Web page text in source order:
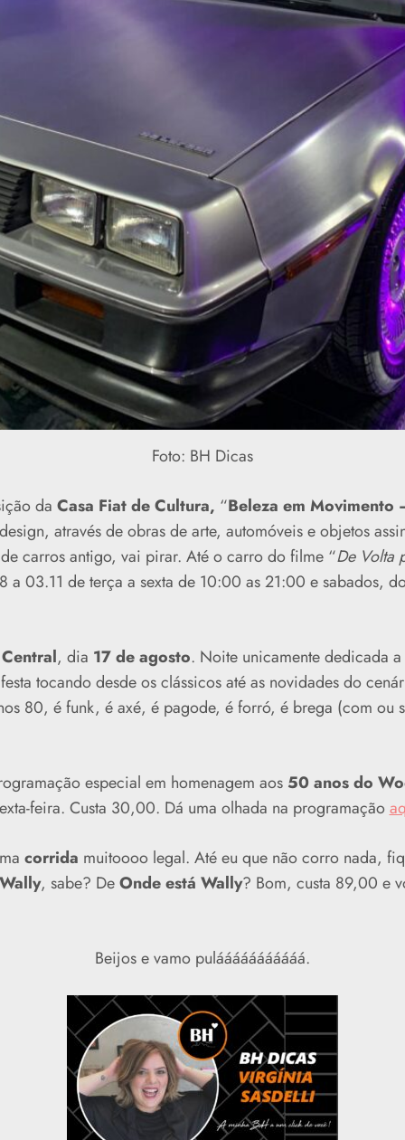
Foto: BH Dicas
da Casa Fiat de Cultura, “Beleza em Movimento
através de obras de arte, automóveis e objetos
carros antigo, vai pirar. Até o carro do filme “De Volta
a 03.11 de terça a sexta de 10:00 as 21:00 e sabados,
, dia 17 de agosto. Noite unicamente dedicada
tocando desde os clássicos até as novidades do
80, é funk, é axé, é pagode, é forró, é brega (com ou
especial em homenagem aos 50 anos do
feira. Custa 30,00. Dá uma olhada na programação
corrida muitoooo legal. Até eu que não corro nada,
, sabe? DeOnde está Wally? Bom, custa 89,00 e
Beijos e vamo pulááááááááááá.